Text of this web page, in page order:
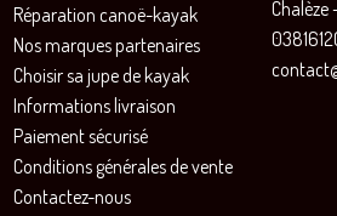
Réparation canoë-kayak
Nos marques partenaires
Choisir sa jupe de kayak
Informations livraison
Paiement sécurisé
Conditions générales de vente
Contactez-nous
Chalèze